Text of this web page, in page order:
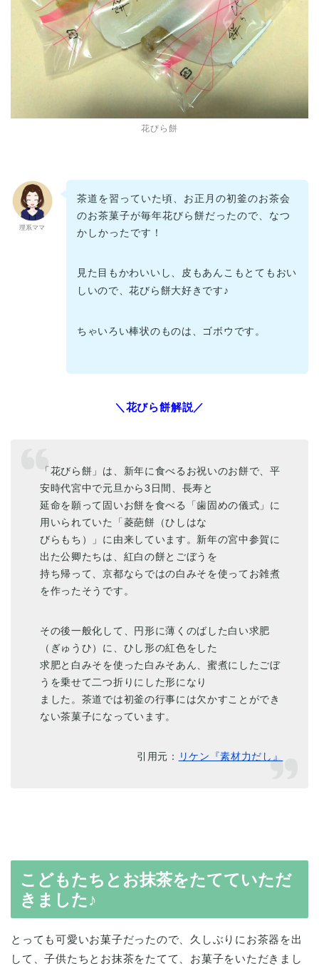
花びら餅
理系ママ
茶道を習っていた頃、お正月の初釜のお茶会
のお茶菓子が毎年花びら餅だったので、なつ
かしかったです！
見た目もかわいいし、皮もあんこもとてもおい
しいので、花びら餅大好きです♪
ちゃいろい棒状のものは、ゴボウです。
＼花びら餅解説／
「花びら餅」は、新年に食べるお祝いのお餅で、平
安時代宮中で元旦から3日間、長寿と
延命を願って固いお餅を食べる「歯固めの儀式」に
用いられていた「菱葩餅（ひしはな
びらもち）」に由来しています。新年の宮中参賀に
出た公卿たちは、紅白の餅とごぼうを
持ち帰って、京都ならではの白みそを使ってお雑煮
を作ったそうです。
その後一般化して、円形に薄くのばした白い求肥
（ぎゅうひ）に、ひし形の紅色をした
求肥と白みそを使った白みそあん、蜜煮にしたごぼ
うを乗せて二つ折りにした形になり
ました。茶道では初釜の行事には欠かすことができ
ない茶菓子になっています。
引用元： リケン『素材力だし』
こどもたちとお抹茶をたてていただ
きました♪
とっても可愛いお菓子だったので、久しぶりにお茶器を出
して、子供たちとお抹茶をたてて、お菓子をいただきまし